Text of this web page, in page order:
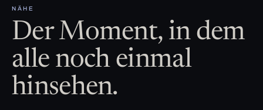
NÄHE
Der Moment, in dem
alle noch einmal
hinsehen.